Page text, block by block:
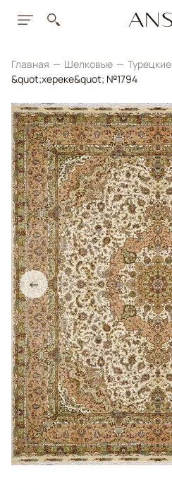
Главная Шелковые Турецкие
&quot;хереке&quot; №1794
←